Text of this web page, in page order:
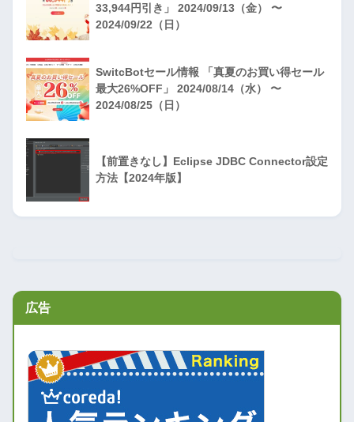
33,944円引き」 2024/09/13（金） 〜
2024/09/22（日）
SwitcBotセール情報 「真夏のお買い得セール
最大26%OFF」 2024/08/14（水） 〜
2024/08/25（日）
【前置きなし】Eclipse JDBC Connector設定
方法【2024年版】
広告